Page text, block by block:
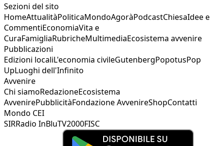
Sezioni del sito
HomeAttualitàPoliticaMondoAgoràPodcastChiesaIdee e
CommentiEconomiaVita e
CuraFamigliaRubricheMultimediaEcosistema avvenire
Pubblicazioni
Edizioni localiL'economia civileGutenbergPopotusPop
UpLuoghi dell'Infinito
Avvenire
Chi siamoRedazioneEcosistema
AvvenirePubblicitàFondazione AvvenireShopContatti
Mondo CEI
SIRRadio InBluTV2000FISC